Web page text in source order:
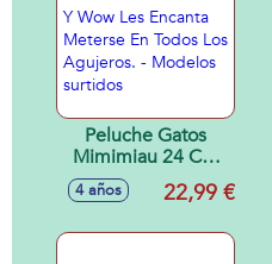
Peluche Gatos
Mimimiau 24 Cm
Tira Y Wow Les
Encanta Meterse En
4 años 22,99 €